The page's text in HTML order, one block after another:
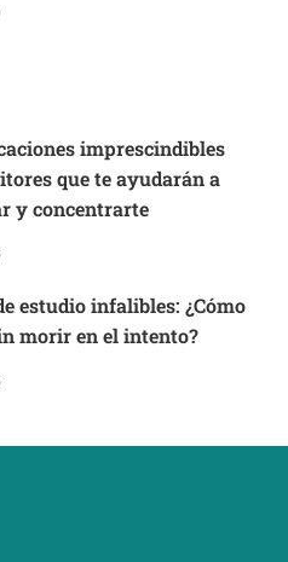
imprescindibles
que te ayudarán a
y concentrarte
estudio infalibles: ¿Cómo
morir en el intento?